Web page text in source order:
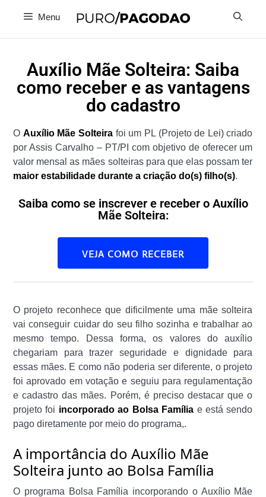
Menu
Auxílio Mãe Solteira: Saiba
como receber e as vantagens
do cadastro
O Auxílio Mãe Solteirafoi um PL (Projeto de Lei) criado
por Assis Carvalho – PT/PI com objetivo de oferecer um
valor mensal as mães solteiras para que elas possam ter
maior estabilidade durante a criação do(s) filho(s).
Saiba como se inscrever e receber o Auxílio
Mãe Solteira:
VEJA COMO RECEBER
O projeto reconhece que dificilmente uma mãe solteira
vai conseguir cuidar do seu filho sozinha e trabalhar ao
mesmo tempo. Dessa forma, os valores do auxílio
chegariam para trazer seguridade e dignidade para
essas mães. E como não poderia ser diferente, o projeto
foi aprovado em votação e seguiu para regulamentação
e cadastro das mães. Porém, é preciso destacar que o
projeto foi incorporado ao Bolsa Família e está sendo
pago diretamente por meio do programa,.
A importância do Auxílio Mãe
Solteira junto ao Bolsa Família
O programa Bolsa Família incorporando o Auxílio Mãe